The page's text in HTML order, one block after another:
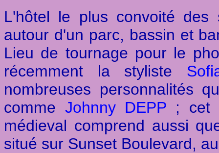
L'hôtel le plus convoité des
autour d'un parc, bassin et
Lieu de tournage pour le
récemment la styliste
nombreuses personnalités
comme Johnny DEPP ; cet
médieval comprend aussi
situé sur Sunset Boulevard,